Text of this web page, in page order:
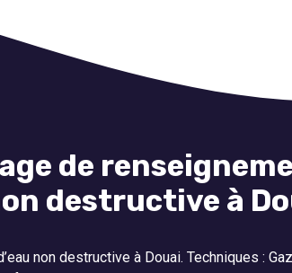
de
destructive à
non destructive à Douai. Techniques :